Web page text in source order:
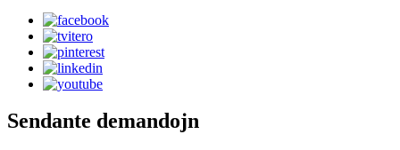
Sendante demandojn